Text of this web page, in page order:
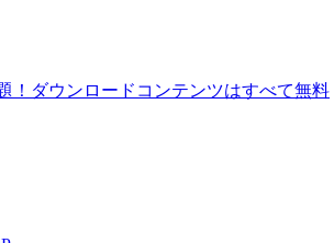
！ダウンロードコンテンツはすべて無料